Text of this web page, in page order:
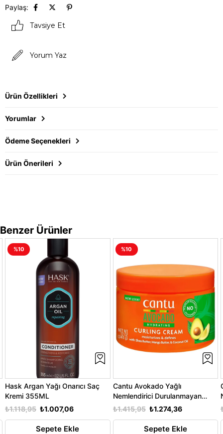
Paylaş:
Tavsiye Et
Yorum Yaz
Ürün Özellikleri
Yorumlar
Ödeme Seçenekleri
Ürün Önerileri
Benzer Ürünler
Hask Argan Yağı Onarıcı Saç
Kremi 355ML
₺1.007,06
₺1.118,95
Sepete Ekle
%10
Cantu Avokado Yağlı
Nemlendirici Durulanmayan
Bukle Kremi 340GR
₺1.274,36
₺1.415,95
Sepete Ekle
%10